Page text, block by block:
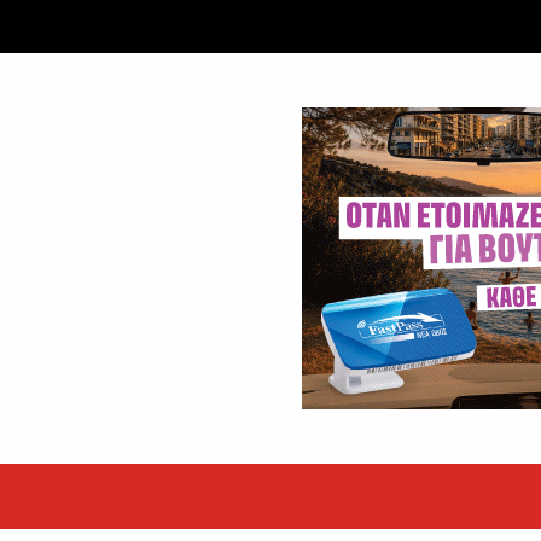
τα EBITDA το εξάμηνο
επιδόσεις κατά...